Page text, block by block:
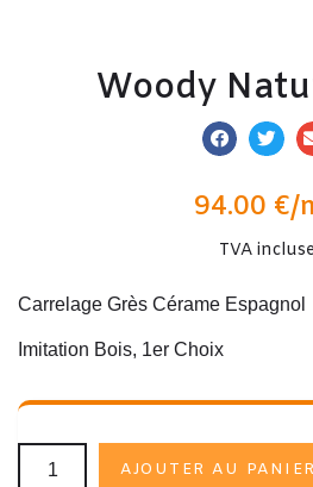
Woody
94.00 €/
TVA incluse
Carrelage Grès Cérame Espagnol
Imitation Bois, 1er Choix
AJOUTER AU PANIER